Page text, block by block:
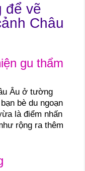
để vẽ
Châu
gu thẩm
Âu ở tường
bè du ngoạn
là điểm nhấn
rộng ra thêm